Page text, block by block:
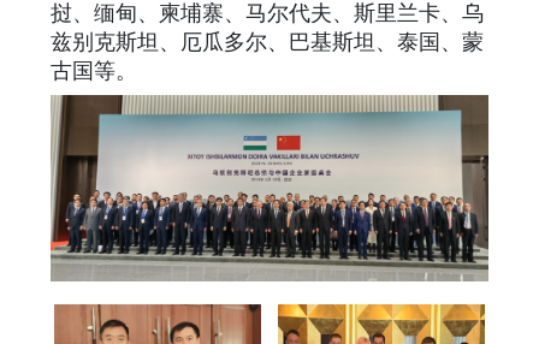
挝、缅甸、柬埔寨、马尔代夫、斯里兰卡、乌
兹别克斯坦、厄瓜多尔、巴基斯坦、泰国、蒙
古国等。